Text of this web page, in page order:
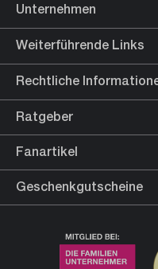
Unternehmen
Weiterführende Links
Rechtliche
Ratgeber
Fanartikel
Geschenkgutscheine